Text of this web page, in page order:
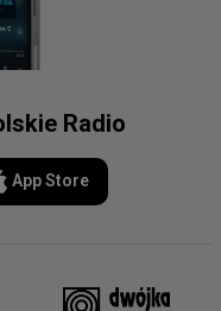
Radio
App Store